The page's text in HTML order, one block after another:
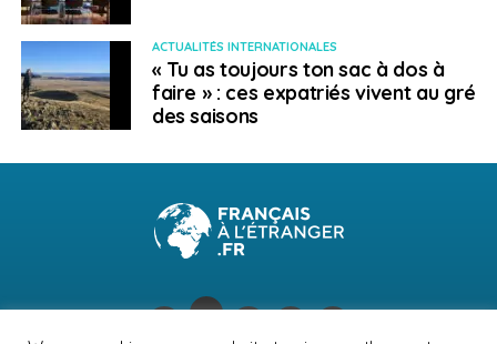
ACTUALITÉS INTERNATIONALES
« Tu as toujours ton sac à dos à
faire » : ces expatriés vivent au gré
des saisons